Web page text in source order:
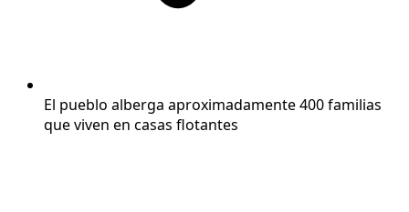
El pueblo alberga aproximadamente 400 familias
que viven en casas flotantes